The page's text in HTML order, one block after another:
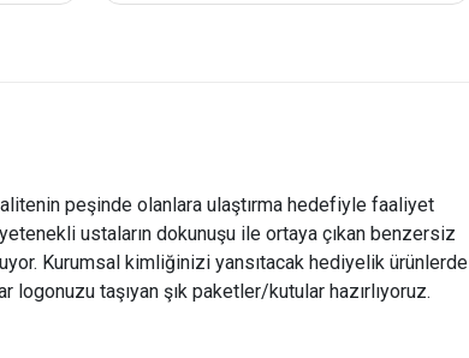
peşinde olanlara ulaştırma hedefiyle faaliyet
ustaların dokunuşu ile ortaya çıkan benzersiz
Kurumsal kimliğinizi yansıtacak hediyelik ürünlerde
taşıyan şık paketler/kutular hazırlıyoruz.